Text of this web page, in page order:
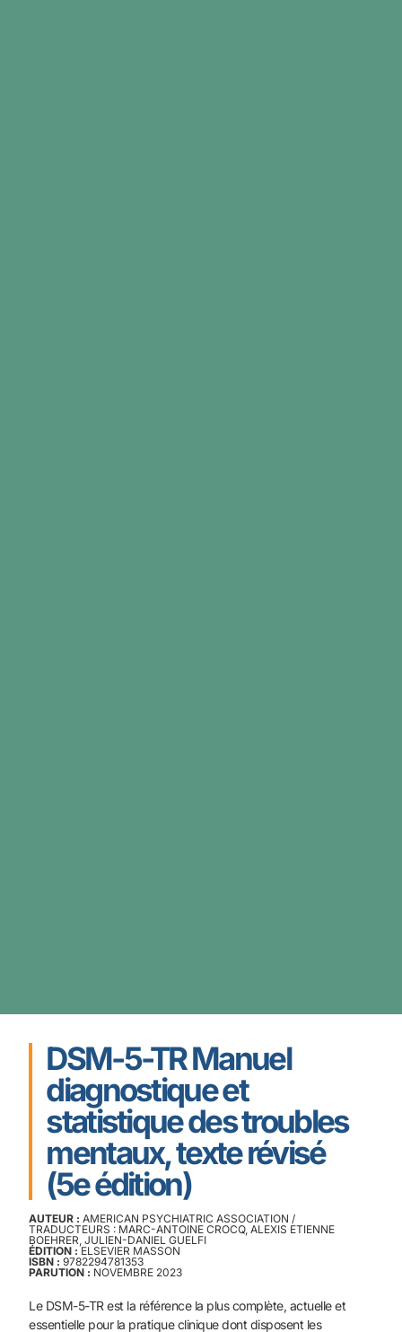
DSM-5-TR Manuel
diagnostique et
statistique des troubles
mentaux, texte révisé
(5e édition)
AUTEUR :AMERICAN PSYCHIATRIC ASSOCIATION /
TRADUCTEURS : MARC-ANTOINE CROCQ, ALEXIS ETIENNE
BOEHRER, JULIEN-DANIEL GUELFI
ÉDITION :ELSEVIER MASSON
ISBN : 9782294781353
PARUTION : NOVEMBRE 2023
Le DSM-5-TR est la référence la plus complète, actuelle et
essentielle pour la pratique clinique dont disposent les